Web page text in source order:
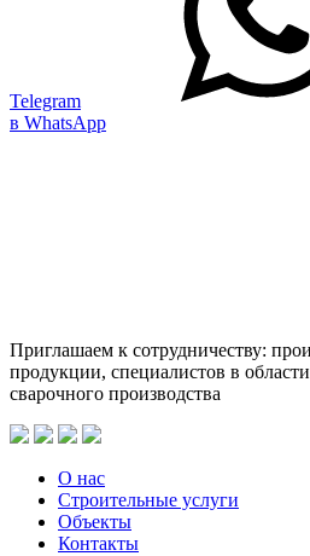
Telegram
в WhatsApp
Приглашаем к сотрудничеству:
продукции, специалистов в
сварочного производства
О нас
Строительные услуги
Объекты
Контакты